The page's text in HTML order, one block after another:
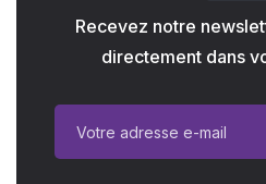
Recevez notre
directement dans